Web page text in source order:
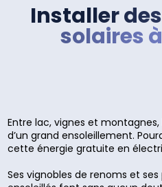
Installer
solaires
Entre lac, vignes et
d’un grand ensoleillement.
cette énergie gratuite en
Ses vignobles de renoms et